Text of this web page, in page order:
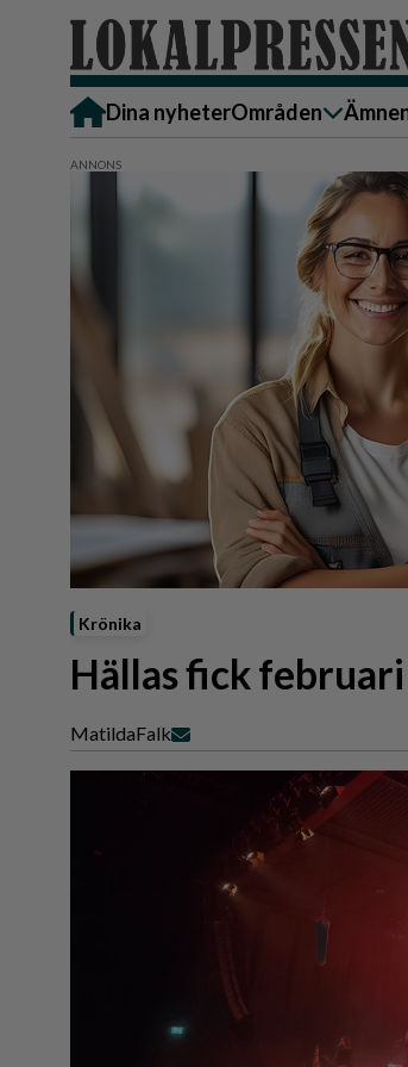
Dina nyheterOmråden
Alingsås
Härryda
Lerum
Partille
Göteborg
Backa/Kärra
Hisingen
Sydväst
Politik
Krönika
Hällas fick
MatildaFalk